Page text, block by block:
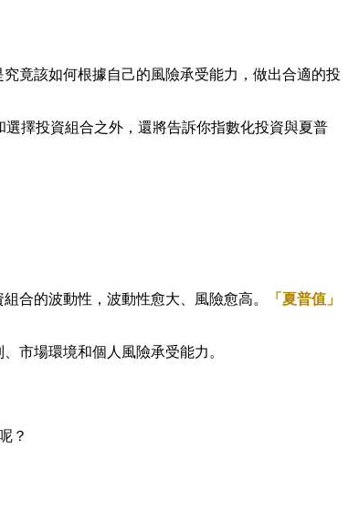
竟該如何根據自己的風險承受能力，做出合適的投
擇投資組合之外，還將告訴你指數化投資與夏普
合的波動性，波動性愈大、風險愈高。
「夏普值」
市場環境和個人風險承受能力。
？